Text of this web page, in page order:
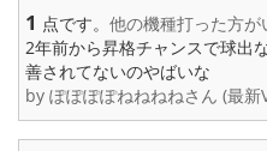
1 点です。 他の機種打った方が
2年前から昇格チャンスで球出
善されてないのやばいな
by ぽぽぽぽねねねねさん (最